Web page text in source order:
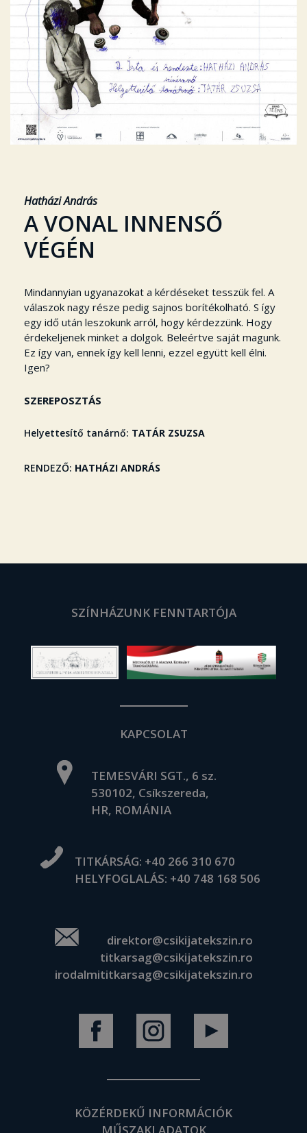
Hatházi András
A VONAL INNENSŐ
VÉGÉN
Mindannyian ugyanazokat a kérdéseket tesszük fel. A
válaszok nagy része pedig sajnos borítékolható. S így
egy idő után leszokunk arról, hogy kérdezzünk. Hogy
érdekeljenek minket a dolgok. Beleértve saját magunk.
Ez így van, ennek így kell lenni, ezzel együtt kell élni.
Igen?
SZEREPOSZTÁS
Helyettesítő tanárnő TATÁR ZSUZSA
RENDEZŐ HATHÁZI ANDRÁS
SZÍNHÁZUNK FENNTARTÓJA
KAPCSOLAT
TEMESVÁRI SGT., 6 sz.
530102, Csíkszereda,
HR, ROMÁNIA
TITKÁRSÁG: +40 266 310 670
HELYFOGLALÁS: +40 748 168 506
direktor@csikijatekszin.ro
titkarsag@csikijatekszin.ro
irodalmititkarsag@csikijatekszin.ro
KÖZÉRDEKŰ INFORMÁCIÓK
MŰSZAKI ADATOK